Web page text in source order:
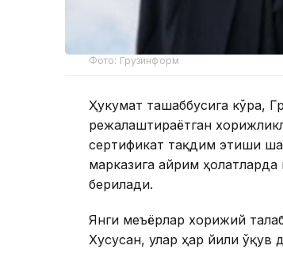
Фото: Грузинформ
Ҳукумат ташаббусига кўра,
режалаштираётган
сертификат тақдим этиши
марказига айрим
берилади.
Янги меъёрлар хорижий
Хусусан, улар ҳар йили